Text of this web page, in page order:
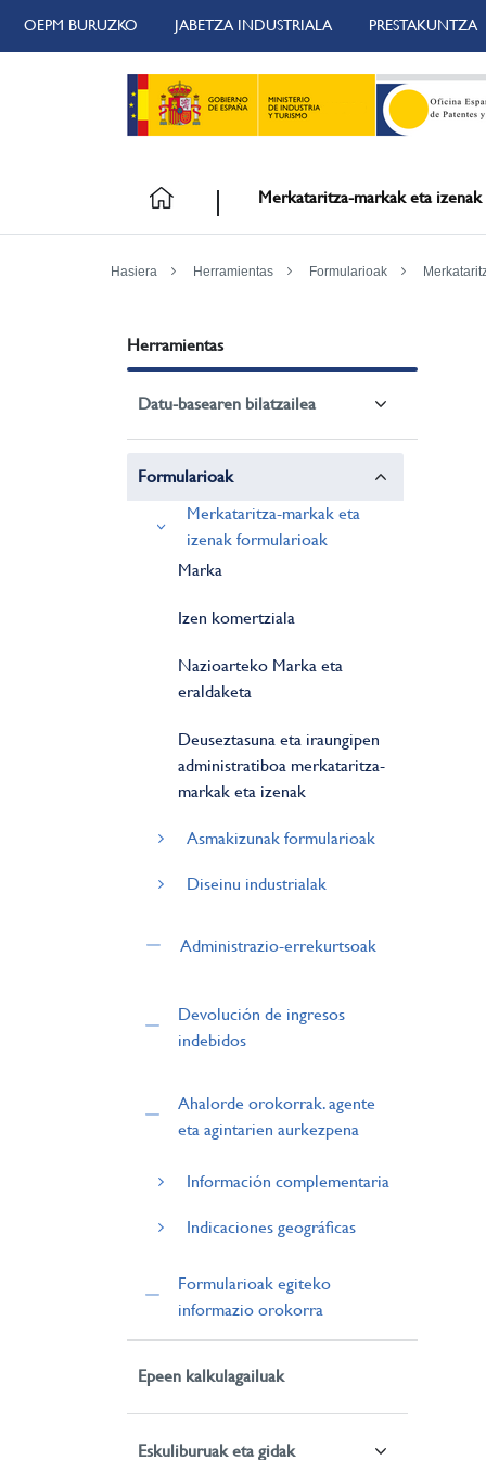
OEPM BURUZKO JABETZA INDUSTRIALA PRESTAKUNTZA
Merkataritza-markak eta izenak
Hasiera Herramientas Formularioak
Herramientas
Datu-basearen bilatzailea
Formularioak
Merkataritza-markak eta
izenak formularioak
Marka
Izen komertziala
Nazioarteko Marka eta
eraldaketa
Deuseztasuna eta iraungipen
administratiboa merkataritza-
markak eta izenak
Asmakizunak formularioak
Diseinu industrialak
Administrazio-errekurtsoak
Devolución de ingresos
indebidos
Ahalorde orokorrak. agente
eta agintarien aurkezpena
Información complementaria
Indicaciones geográficas
Formularioak egiteko
informazio orokorra
Epeen kalkulagailuak
Eskuliburuak eta gidak